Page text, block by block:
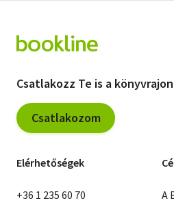
Csatlakozz Te is a
Csatlakozom
Elérhetőségek
+36 1 235 60 70
A